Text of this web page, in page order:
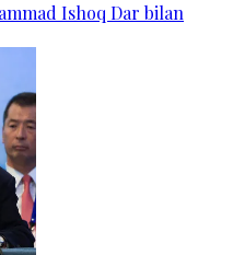
Ishoq Dar bilan